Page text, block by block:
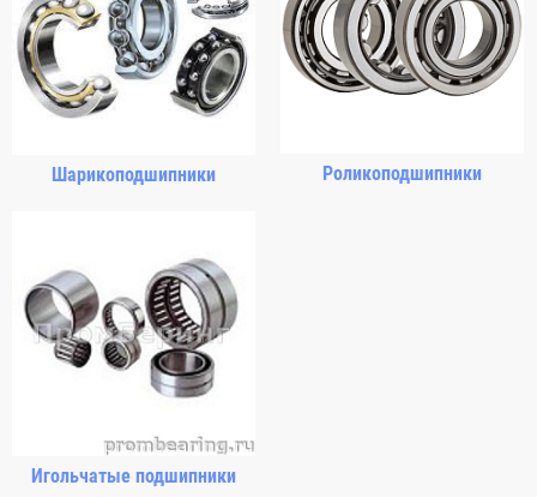
Шарикоподшипники Роликоподшипники
Игольчатые подшипники